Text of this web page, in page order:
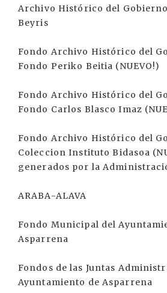
Archivo Histórico del
Beyris
Fondo Archivo Histórico del
Fondo Periko Beitia (NUEVO!)
Fondo Archivo Histórico del
Fondo Carlos Blasco Imaz
Fondo Archivo Histórico del
Coleccion Instituto Bidasoa
generados por la
ARABA-ALAVA
Fondo Municipal del
Asparrena
Fondos de las Juntas
Ayuntamiento de Asparrena